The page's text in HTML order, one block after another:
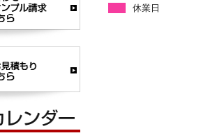
休業日